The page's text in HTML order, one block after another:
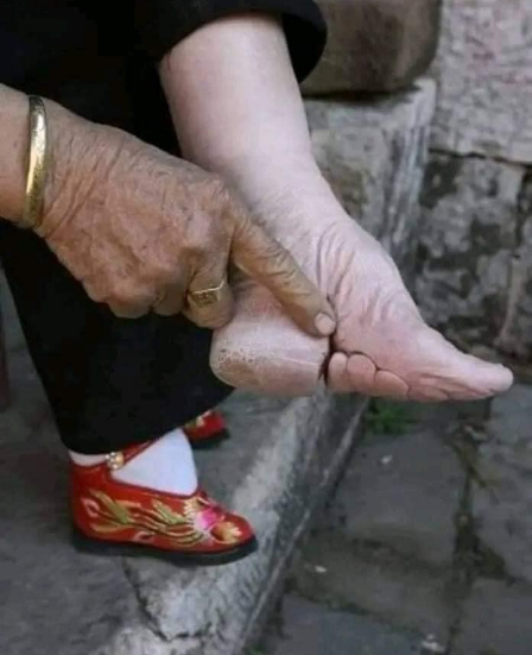
الوجع التي تعاني منه لا يستطيع انسان تحمّله! فقالت له انها هي
طلبت هذا الوجع من يسوع…ومنذ ذلك الحين كلما كان خوري
يوسف يزور دير ايطو مع ابيه يسألون الراهبة الرئيسة:” كيفيّ
الراهبة القديسة؟”.
وفاته
توفي الخوري يوسف أبي مارون معتوق في 11 تشرين الثاني
سنة 1929 عن عمر يناهز 82 سنة ، ودفن في مقبرة الكهنة
الملاصقة للكنيسة. ويذكر ان الكهنة آنذاك كانوا يدفنون جالسين
على كرسي بلباسهم البيعي. سنة 1938، فتح اهالي سرعل قبر
الكهنة فوجدوا الخوري يوسف لا يزال جالساً على كرسيه، جاف
الجسم، كامل الهندام، سبحته بين أصابعه، لا أدرك بنيانه تفكك ولا
اصابه عفن! ذاع الخبر وإستدعت رعية سرعل مسؤولي مطرانية
طرابلس المارونية للنظر في المسألة. منذ ذاك عرف الخوري
يوسف بإسم “الخوري القديس”.
وحتى اليوم، ينادي الاهالي الخوري يوسف بالقديس، نظرا
للعجائب العديدة التي قام بها، وقد تردد اسمه في ارجاء
المعمورة، ويقصد الكثيرون البلدة من اجل التبرك والصلاة. إن
الجسد بقي على ما هو عليه على الرغم من مرور حوالى ثمانين
عاما على وفاة الخوري يوسف، وتم نقله الى كابيلا بنيت خصيصا